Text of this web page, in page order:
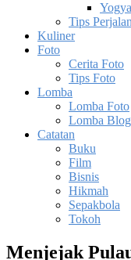
Tips
Kuliner
Foto
Cerita Foto
Tips Foto
Lomba
Lomba Foto
Lomba Blog
Catatan
Buku
Film
Bisnis
Hikmah
Sepakbola
Tokoh
Menjejak